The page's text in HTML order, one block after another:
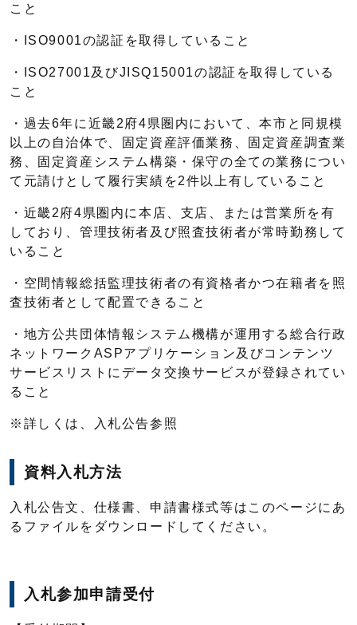
こと
・ISO9001の認証を取得していること
・ISO27001及びJISQ15001の認証を取得している
こと
・過去6年に近畿2府4県圏内において、本市と同規模
以上の自治体で、固定資産評価業務、固定資産調査業
務、固定資産システム構築・保守の全ての業務につい
て元請けとして履行実績を2件以上有していること
・近畿2府4県圏内に本店、支店、または営業所を有
しており、管理技術者及び照査技術者が常時勤務して
いること
・空間情報総括監理技術者の有資格者かつ在籍者を照
査技術者として配置できること
・地方公共団体情報システム機構が運用する総合行政
ネットワークASPアプリケーション及びコンテンツ
サービスリストにデータ交換サービスが登録されてい
ること
※詳しくは、入札公告参照
資料入札方法
入札公告文、仕様書、申請書様式等はこのページにあ
るファイルをダウンロードしてください。
入札参加申請受付